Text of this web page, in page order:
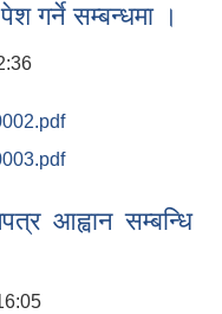
गर्ने सम्बन्धमा ।
आह्वान सम्बन्धि